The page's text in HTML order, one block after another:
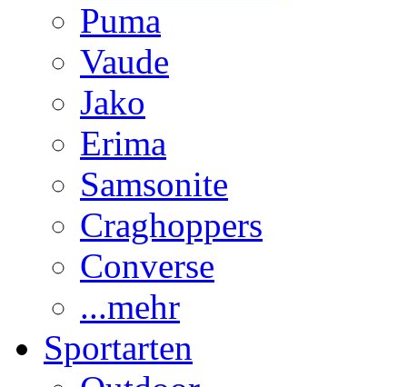
Puma
Vaude
Jako
Erima
Samsonite
Craghoppers
Converse
...mehr
Sportarten